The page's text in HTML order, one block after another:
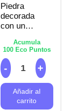
Piedra
decorada
con un
Puntillismo
Acumula
100Eco Puntos
Añadir al
carrito